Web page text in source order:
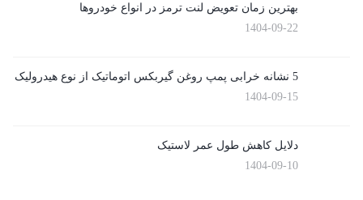
بهترین زمان تعویض لنت ترمز در انواع خودروها
1404-09-22
5 نشانه خرابی پمپ روغن گیربکس اتوماتیک از نوع هیدرولیک
1404-09-15
دلایل کاهش طول عمر لاستیک
1404-09-10